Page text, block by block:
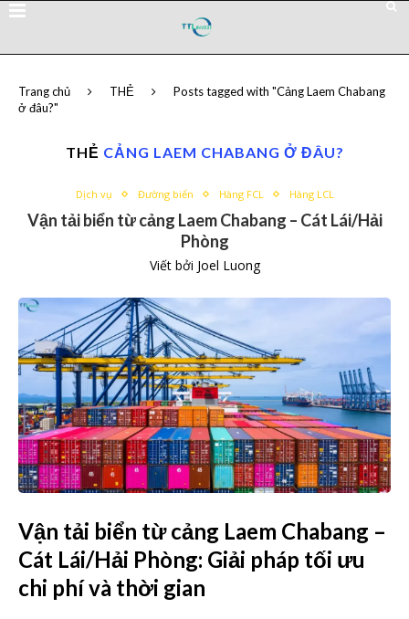
Trang chủ THẺ
Posts tagged with "Cảng Laem Chabang
ở đâu?"
THẺ CẢNG LAEM CHABANG Ở ĐÂU?
Dịch vụ Đường biển Hàng FCL Hàng LCL
Vận tải biển từ cảng Laem Chabang – Cát Lái/Hải
Phòng
Viết bởi Joel Luong
Vận tải biển từ cảng Laem Chabang –
Cát Lái/Hải Phòng: Giải pháp tối ưu
chi phí và thời gian